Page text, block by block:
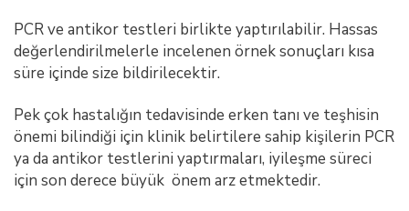
PCR ve antikor testleri birlikte yaptırılabilir. Hassas
değerlendirilmelerle incelenen örnek sonuçları kısa
süre içinde size bildirilecektir.
Pek çok hastalığın tedavisinde erken tanı ve teşhisin
önemi bilindiği için klinik belirtilere sahip kişilerin PCR
ya da antikor testlerini yaptırmaları, iyileşme süreci
için son derece büyük önem arz etmektedir.